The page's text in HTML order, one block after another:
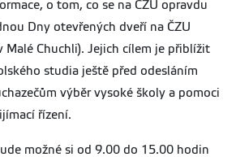
o tom, co se na ČZU opravdu
Dny otevřených dveří na ČZU
Malé Chuchli). Jejich cílem je přiblížit
studia ještě před odesláním
výběr vysoké školy a pomoci
řízení.
možné si od 9.00 do 15.00 hodin